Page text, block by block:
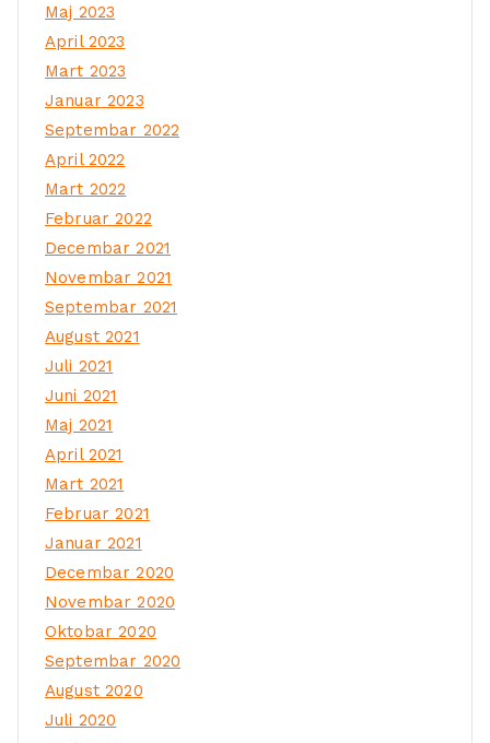
Maj 2023
April 2023
Mart 2023
Januar 2023
Septembar 2022
April 2022
Mart 2022
Februar 2022
Decembar 2021
Novembar 2021
Septembar 2021
August 2021
Juli 2021
Juni 2021
Maj 2021
April 2021
Mart 2021
Februar 2021
Januar 2021
Decembar 2020
Novembar 2020
Oktobar 2020
Septembar 2020
August 2020
Juli 2020